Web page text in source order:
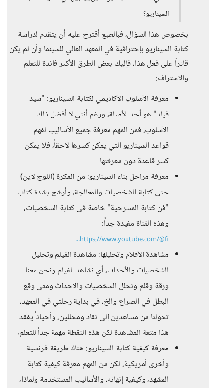
السيناريو؟
بخصوص هذا السؤال، فبالطبع أقترح عليه أن يتقدم لدراسة
كتابة السيناريو بإحترافية في المعهد العالي للسينما وأن لم يكن
قادراً على فعل هذا، فإليك بعض الطرق الأكثر فائدة للتعلم
والاحتراف:
معرفة الأسلوب الأكاديمي لكتابة السيناريو: "سيد
فيلد" هو أحد الأمثلة، ورغم أنني لا أفضل ذلك
الأسلوب، فمن المهم معرفة جميع الأساليب لفهم
قواعد السيناريو التي يمكن كسرها لاحقاً، فلا يمكن
كسر قاعدة دون معرفتها
معرفة مراحل بناء السيناريو: من الفكرة (اللوج لاين)
حتى كتابة الشخصيات والمعالجة، وأرشح بشدة كتاب
"فن كتابة المسرحية" خاصة في كتابة الشخصيات،
وهذه القناة مفيدة جداً:
https://www.youtube.com/@fi...
مشاهدة الأفلام وتحليلها: مشاهدة الفيلم وتحليل
الشخصيات والأحداث، أي نشاهد الفيلم ونحن معنا
ورقة وقلم ونحلل الشخصيات والاحداث ومتى وقع
البطل في الصراع والخ، في بداية رحلتي في المعهد،
تحولنا من مشاهدين إلى نقاد ومحللين، وأحياناً يفقد
هذا متعة المشاهدة لكن هذه النقطة مهمة جداً للتعلم،
معرفة كيفية كتابة السيناريو: هناك طريقة فرنسية
وأخرى أمريكية، لكن من المهم معرفة كيفية كتابة
المشهد، وكيفية إنهائه، والأساليب المستخدمة ولماذا،